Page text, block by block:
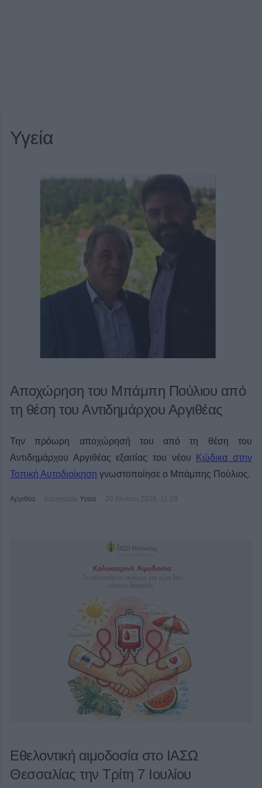
Υγεία
Αποχώρηση του Μπάμπη Πούλιου από
τη θέση του Αντιδημάρχου Αργιθέας
Την πρόωρη αποχώρησή του από τη θέση του
Αντιδημάρχου Αργιθέας εξαιτίας του νέου
Κώδικα στην
Τοπική Αυτοδιοίκηση γνωστοποίησε ο Μπάμπης Πούλιος.
Αργιθέα Κατηγορία Υγεία 20 Ιουλίου 2026, 11:29
Εθελοντική αιμοδοσία στο ΙΑΣΩ
Θεσσαλίας την Τρίτη 7 Ιουλίου